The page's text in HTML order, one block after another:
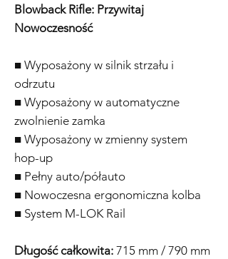
Blowback Rifle: Przywitaj
Nowoczesność
■ Wyposażony w silnik strzału i
odrzutu
■ Wyposażony w automatyczne
zwolnienie zamka
■ Wyposażony w zmienny system
hop-up
■ Pełny auto/półauto
■ Nowoczesna ergonomiczna kolba
■ System M-LOK Rail
Długość całkowita: 715 mm / 790 mm